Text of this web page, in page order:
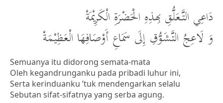
دَاعِي التَّعَلُّقِ بِهذِهِ الْحَضْرَةِ الْكَرِيْمَةْ
وَ لَاعِجُ التَّشَوُّقِ إِلَى سَمَاعِ أَوْصَافِهَا الْعَظِيْمَةْ
Semuanya itu didorong semata-mata
Oleh kegandrunganku pada pribadi luhur ini,
Serta kerinduanku ’tuk mendengarkan selalu
Sebutan sifat-sifatnya yang serba agung.